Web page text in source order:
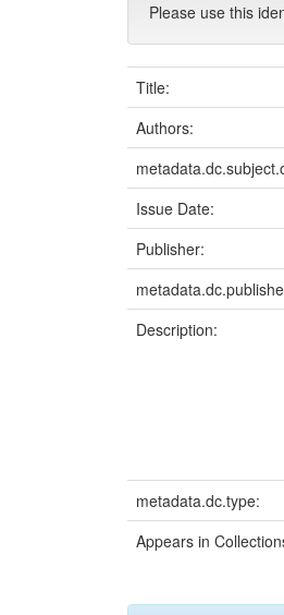
Please use this
Title:
Authors:
Issue Date:
Publisher:
Description:
metadata.dc.type:
Appears in